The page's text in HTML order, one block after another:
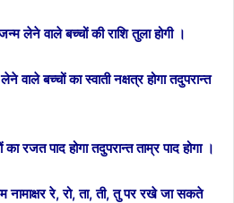
वाले बच्चों की राशि तुला होगी ।
बच्चों का स्वाती नक्षत्र होगा तदुपरान्त
पाद होगा तदुपरान्त ताम्र पाद होगा ।
रे, रो, ता, ती, तु पर रखे जा सकते